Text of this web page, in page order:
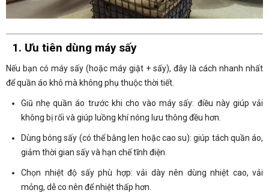
1. Ưu tiên dùng máy sấy
Nếu bạn có máy sấy (hoặc máy giặt + sấy), đây là cách nhanh nhất
để quần áo khô mà không phụ thuộc thời tiết.
Giũ nhẹ quần áo trước khi cho vào máy sấy: điều này giúp vải
không bị rối và giúp luồng khí nóng lưu thông đều hơn.
Dùng bóng sấy (có thể bằng len hoặc cao su): giúp tách quần áo,
giảm thời gian sấy và hạn chế tĩnh điện.
Chọn nhiệt độ sấy phù hợp: vải dày nên dùng nhiệt cao, vải
mỏng, dễ co nên để nhiệt thấp hơn.